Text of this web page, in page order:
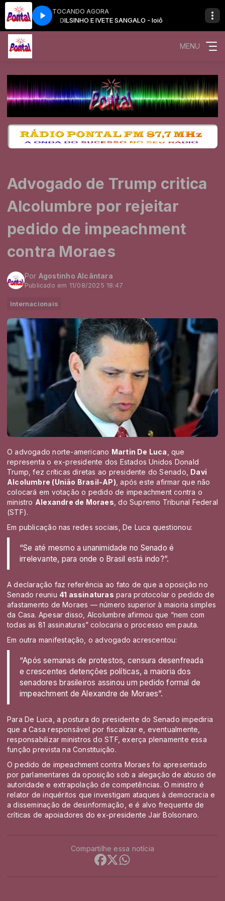
TOCANDO AGORA
- Ioiô DILSINHO E IVETE SANGALO - Ioiô
MENU
Advogado de Trump critica
Alcolumbre por rejeitar
pedido de impeachment
contra Moraes
Por Agostinho Alcântara
Publicado em 11/08/2025 18:47
Internacionais
O advogado norte-americano Martin De Luca , que
representa o ex-presidente dos Estados Unidos Donald
Trump, fez críticas diretas ao presidente do Senado, Davi
Alcolumbre (União Brasil-AP) , após este afirmar que não
colocará em votação o pedido de impeachment contra o
ministro Alexandre de Moraes , do Supremo Tribunal Federal
(STF).
Em publicação nas redes sociais, De Luca questionou:
“Se até mesmo a unanimidade no Senado é
irrelevante, para onde o Brasil está indo?”.
A declaração faz referência ao fato de que a oposição no
Senado reuniu 41 assinaturas para protocolar o pedido de
afastamento de Moraes — número superior à maioria simples
da Casa. Apesar disso, Alcolumbre afirmou que “nem com
todas as 81 assinaturas” colocaria o processo em pauta.
Em outra manifestação, o advogado acrescentou:
“Após semanas de protestos, censura desenfreada
e crescentes detenções políticas, a maioria dos
senadores brasileiros assinou um pedido formal de
impeachment de Alexandre de Moraes”.
Para De Luca, a postura do presidente do Senado impediria
que a Casa responsável por fiscalizar e, eventualmente,
responsabilizar ministros do STF, exerça plenamente essa
função prevista na Constituição.
O pedido de impeachment contra Moraes foi apresentado
por parlamentares da oposição sob a alegação de abuso de
autoridade e extrapolação de competências. O ministro é
relator de inquéritos que investigam ataques à democracia e
a disseminação de desinformação, e é alvo frequente de
críticas de apoiadores do ex-presidente Jair Bolsonaro.
Compartilhe essa notícia